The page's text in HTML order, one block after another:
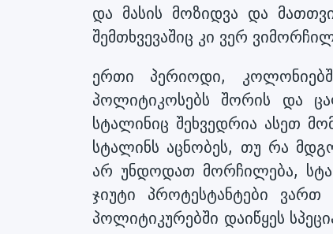
და მასის მოზიდვა და
შემთხვევაშიც კი ვერ
ერთი პერიოდი,
პოლიტიკოსებს შორის და
სტალინიც შეხვედრია ასეთ
სტალინს აცნობეს, თუ რა
არ უნდოდათ მორჩილება,
ჯიუტი პროტესტანტები
პოლიტიკურებში დაიწყეს